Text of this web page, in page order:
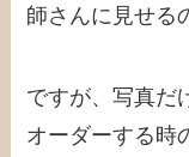
師さんに見せる
ですが、写真だ
オーダーする時